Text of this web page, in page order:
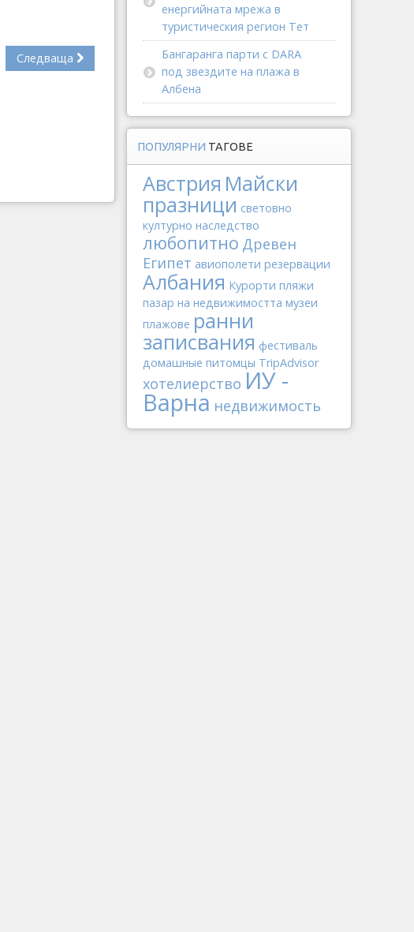
Следваща
енергийната мрежа в
туристическия регион Тет
Бангаранга парти с DARA
под звездите на плажа в
Албена
ПОПУЛЯРНИ ТАГОВЕ
Австрия Майски
празници световно
културно наследство
любопитно Древен
Египет авиополети резервации
Албания Курорти пляжи
пазар на недвижимостта музеи
плажове ранни
записвания фестиваль
домашные питомцы TripAdvisor
хотелиерство ИУ -
Варна недвижимость